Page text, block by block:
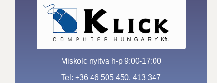
Miskolc nyitva h-p 9:00-17:00
Tel: +36 46 505 450, 413 347